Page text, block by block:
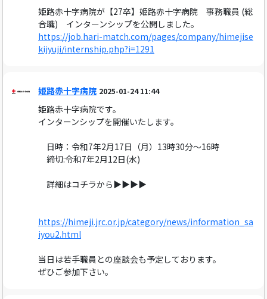
姫路赤十字病院が【27卒】姫路赤十字病院 事務職員 (総
合職) インターンシップを公開しました。
https://job.hari-match.com/pages/company/himejise
kijyuji/internship.php?i=1291
姫路赤十字病院 2025-01-24 11:44
姫路赤十字病院です。
インターンシップを開催いたします。
日時：令和7年2月17日（月）13時30分〜16時
締切:令和7年2月12日(水)
詳細はコチラから▶▶▶▶
https://himeji.jrc.or.jp/category/news/information_sa
iyou2.html
当日は若手職員との座談会も予定しております。
ぜひご参加下さい。